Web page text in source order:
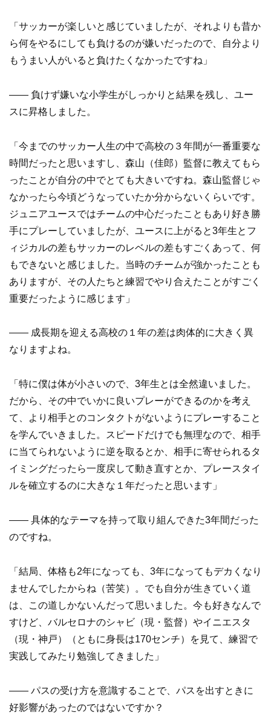
「サッカーが楽しいと感じていましたが、それよりも昔か
ら何をやるにしても負けるのが嫌いだったので、自分より
もうまい人がいると負けたくなかったですね」
—— 負けず嫌いな小学生がしっかりと結果を残し、ユー
スに昇格しました。
「今までのサッカー人生の中で高校の３年間が一番重要な
時間だったと思いますし、森山（佳郎）監督に教えてもら
ったことが自分の中でとても大きいですね。森山監督じゃ
なかったら今頃どうなっていたか分からないくらいです。
ジュニアユースではチームの中心だったこともあり好き勝
手にプレーしていましたが、ユースに上がると3年生とフ
ィジカルの差もサッカーのレベルの差もすごくあって、何
もできないと感じました。当時のチームが強かったことも
ありますが、その人たちと練習でやり合えたことがすごく
重要だったように感じます」
—— 成長期を迎える高校の１年の差は肉体的に大きく異
なりますよね。
「特に僕は体が小さいので、3年生とは全然違いました。
だから、その中でいかに良いプレーができるのかを考え
て、より相手とのコンタクトがないようにプレーすること
を学んでいきました。スピードだけでも無理なので、相手
に当てられないように逆を取るとか、相手に寄せられるタ
イミングだったら一度戻して動き直すとか、プレースタイ
ルを確立するのに大きな１年だったと思います」
—— 具体的なテーマを持って取り組んできた3年間だった
のですね。
「結局、体格も2年になっても、3年になってもデカくなり
ませんでしたからね（苦笑）。でも自分が生きていく道
は、この道しかないんだって思いました。今も好きなんで
すけど、バルセロナのシャビ（現・監督）やイニエスタ
（現・神戸）（ともに身長は170センチ）を見て、練習で
実践してみたり勉強してきました」
—— パスの受け方を意識することで、パスを出すときに
好影響があったのではないですか？